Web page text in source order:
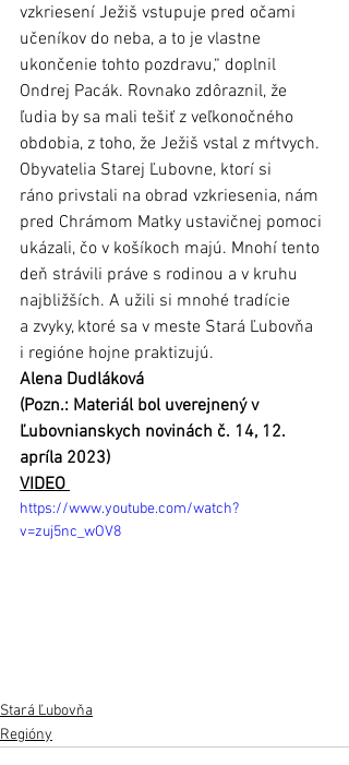
vzkriesení Ježiš vstupuje pred očami
učeníkov do neba, a to je vlastne
ukončenie tohto pozdravu,“ doplnil
Ondrej Pacák. Rovnako zdôraznil, že
ľudia by sa mali tešiť z veľkonočného
obdobia, z toho, že Ježiš vstal z mŕtvych.
Obyvatelia Starej Ľubovne, ktorí si
ráno privstali na obrad vzkriesenia, nám
pred Chrámom Matky ustavičnej pomoci
ukázali, čo v košíkoch majú. Mnohí tento
deň strávili práve s rodinou a v kruhu
najbližších. A užili si mnohé tradície
a zvyky, ktoré sa v meste Stará Ľubovňa
Alena Dudláková
(Pozn.: Materiál bol uverejnený v
Ľubovnianskych novinách č. 14, 12.
apríla 2023)
VIDEO
https://www.youtube.com/watch?
v=zuj5nc_wOV8
Stará Ľubovňa
Regióny